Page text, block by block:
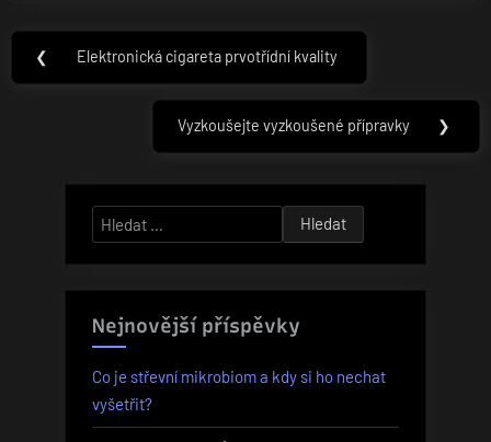
Navigace
pro
❮
Previous
Elektronická cigareta prvotřídní kvality
Next
Vyzkoušejte vyzkoušené přípravky ❯
Vyhledávání
Nejnovější příspěvky
Co je střevní mikrobiom a kdy si ho nechat
vyšetřit?